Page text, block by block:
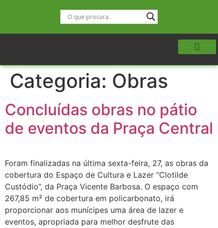
Categoria: Obras
Concluídas obras no pátio
de eventos da Praça Central
Foram finalizadas na última sexta-feira, 27, as obras da
cobertura do Espaço de Cultura e Lazer “Clotilde
Custódio”, da Praça Vicente Barbosa. O espaço com
267,85 m² de cobertura em policarbonato, irá
proporcionar aos munícipes uma área de lazer e
eventos, apropriada para melhor desfrute das